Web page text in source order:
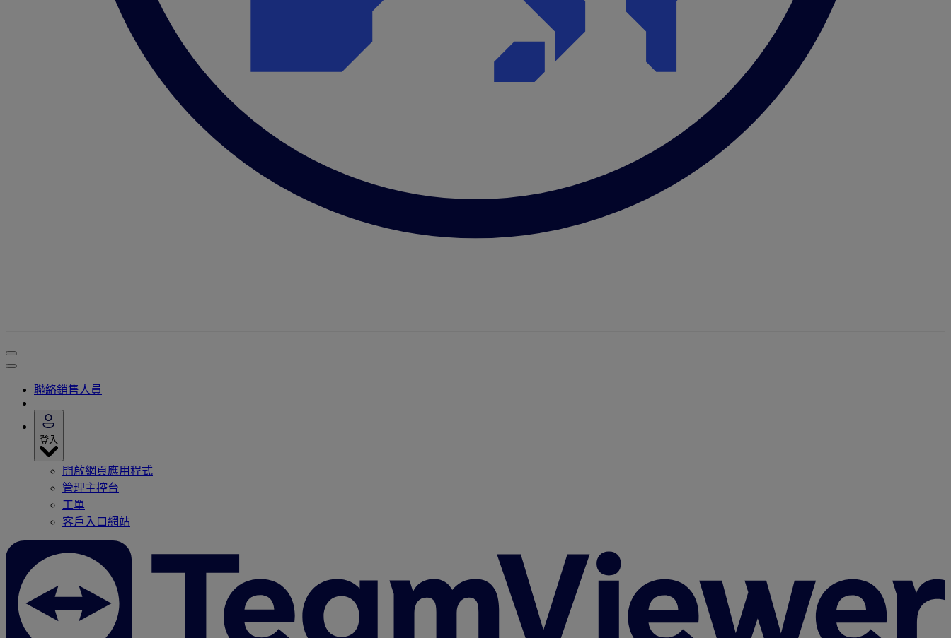
聯絡銷售人員
登入
開啟網頁應用程式
管理主控台
工單
客戶入口網站